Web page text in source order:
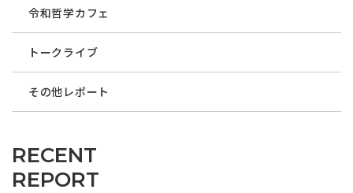
令和哲学カフェ
トークライブ
その他レポート
RECENT
REPORT